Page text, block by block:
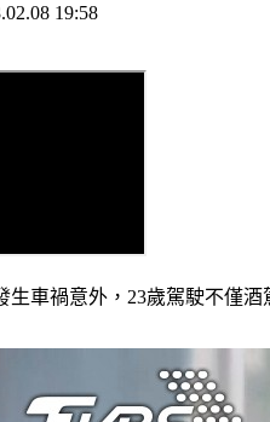
19:58
生車禍意外，23歲駕駛不僅